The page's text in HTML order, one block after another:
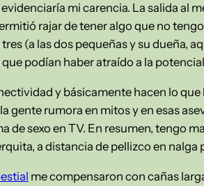
mi carencia. La salida al
rajar de tener algo que no
(a las dos pequeñas y su dueña,
podían haber atraído a la
y básicamente hacen lo que
gente rumora en mitos y en esas
de sexo en TV. En resumen, tengo
a distancia de pellizco en nalga
me compensaron con cañas